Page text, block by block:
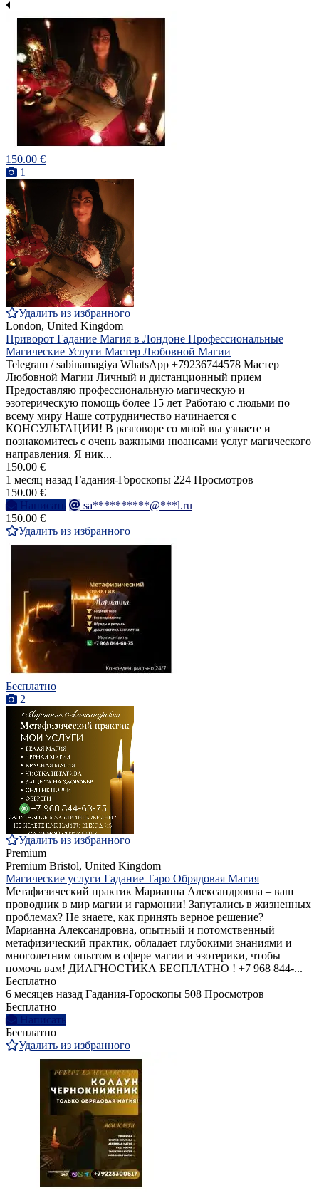
150.00 €
1
Удалить из избранного
London, United Kingdom
Приворот Гадание Магия в Лондоне Профессиональные
Магические Услуги Мастер Любовной Магии
Telegram / sabinamagiya WhatsApp +79236744578 Мастер
Любовной Магии Личный и дистанционный прием
Предоставляю профессиональную магическую и
эзотерическую помощь более 15 лет Работаю с людьми по
всему миру Наше сотрудничество начинается с
КОНСУЛЬТАЦИИ! В разговоре со мной вы узнаете и
познакомитесь с очень важными нюансами услуг магического
направления. Я ник...
150.00 €
1 месяц назад Гадания-Гороскопы 224 Просмотров
150.00 €
Написать
sa**********@***l.ru
150.00 €
Удалить из избранного
Бесплатно
2
Удалить из избранного
Premium
Premium Bristol, United Kingdom
Магические услуги Гадание Таро Обрядовая Магия
Метафизический практик Марианна Александровна – ваш
проводник в мир магии и гармонии! Запутались в жизненных
проблемах? Не знаете, как принять верное решение?
Марианна Александровна, опытный и потомственный
метафизический практик, обладает глубокими знаниями и
многолетним опытом в сфере магии и эзотерики, чтобы
помочь вам! ДИАГНОСТИКА БЕСПЛАТНО ! +7 968 844‑...
Бесплатно
6 месяцев назад Гадания-Гороскопы 508 Просмотров
Бесплатно
Написать
Бесплатно
Удалить из избранного